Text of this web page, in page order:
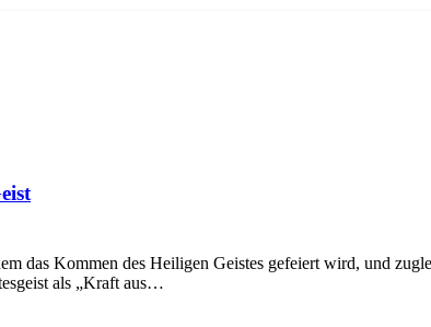
das Kommen des Heiligen Geistes gefeiert wird, und
als „Kraft aus…